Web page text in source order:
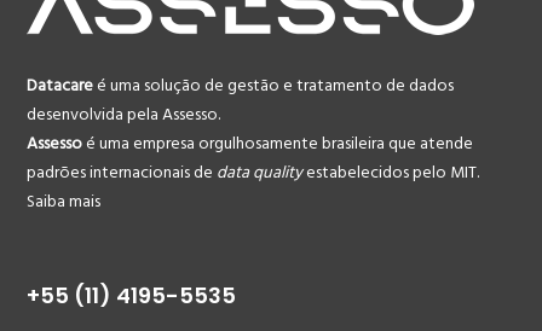
Datacareé uma solução de gestão e tratamento de dados
desenvolvida pela Assesso.
Assessoé uma empresa orgulhosamente brasileira que atende
padrões internacionais de data qualityestabelecidos pelo MIT.
Saiba mais
+55 (11) 4195-5535